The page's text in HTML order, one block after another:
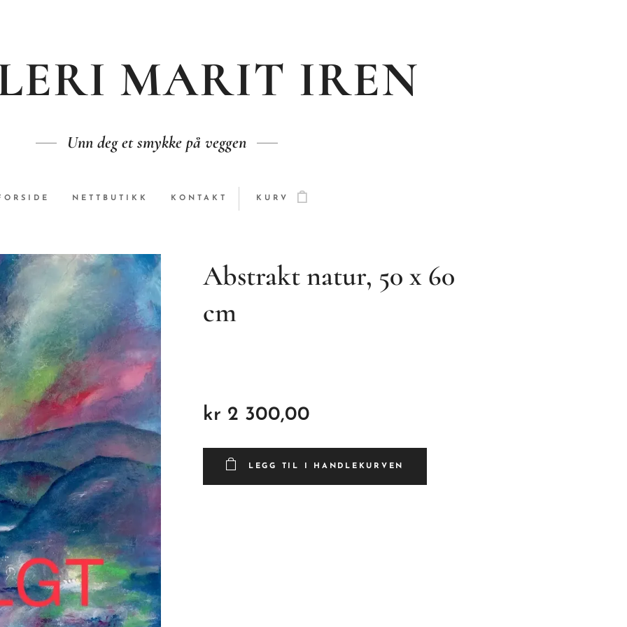
MARIT IREN
Unn deg et smykke på veggen
NETTBUTIKK KONTAKT KURV
Abstrakt natur, 50 x 60
cm
kr 2 300,00
LEGG TIL I HANDLEKURVEN